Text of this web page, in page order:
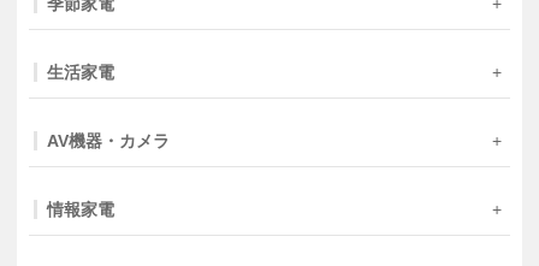
生活家電
AV機器・カメラ
情報家電